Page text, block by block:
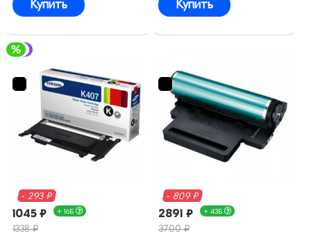
Купить Купить
- 293 ₽
1045 ₽ + 16Б
1338 ₽
- 809 ₽
2891 ₽ + 43Б
3700 ₽